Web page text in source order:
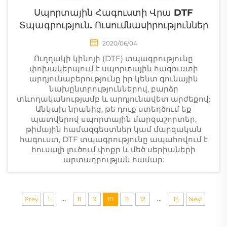
Սպորտային Հագուստի Վրա DTF
Տպագրություն. Ուսումնասիրություններ
2020/06/04
Ուղղակի կինոյի (DTF) տպագրությունը
փոխակերպում է սպորտային հագուստի
արդյունաբերությունը իր կենտ գունային
նախընտրություններով, բարձր
տևողականությամբ և արդյունավետ արժեքով:
Անկախ նրանից, թե դուք ստեղծում եք
պատվերով սպորտային մարզաշորտեր,
թիմային համազգեստներ կամ մարզական
հագուստ, DTF տպագրությունը ապահովում է
հուսալի լուծում փոքր և մեծ սերիաների
արտադրության համար:
Prev 1 ... 8 9 10 11 12 ... 14 Next